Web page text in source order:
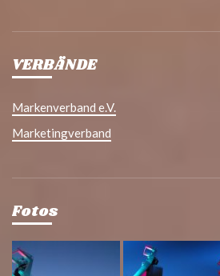
VERBÄNDE
Markenverband e.V.
Marketingverband
Fotos